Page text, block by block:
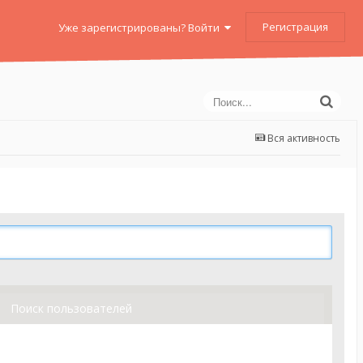
Уже зарегистрированы? Войти Регистрация
Вся активность
Поиск пользователей